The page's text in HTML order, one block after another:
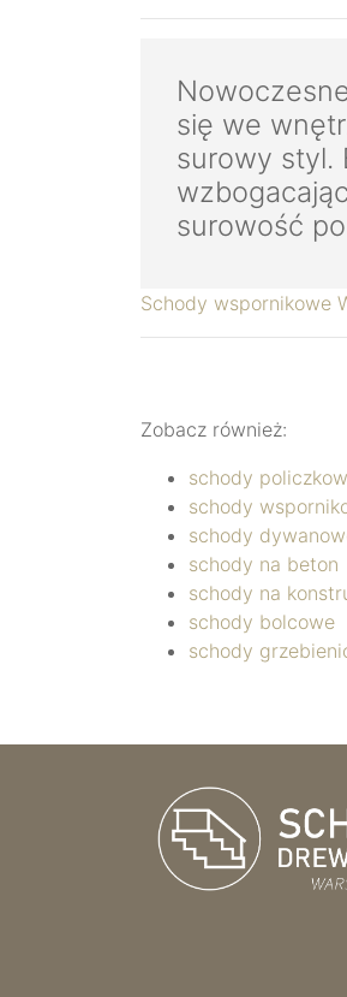
się we
surowy styl.
surowość
Schody wspornikowe
Zobacz również:
schody
schody
schody
schody na beton
schody na
schody bolcowe
schody